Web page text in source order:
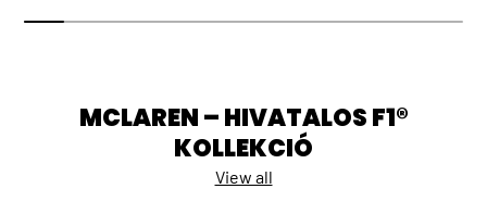
MCLAREN – HIVATALOS F1®
KOLLEKCIÓ
View all